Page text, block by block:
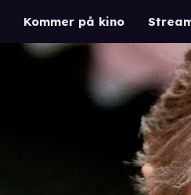
Kommer på kino